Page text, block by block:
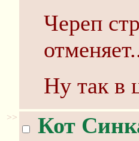
Череп
Ну так в
>> Кот